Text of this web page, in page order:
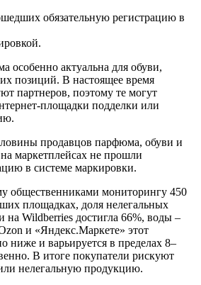
обязательную регистрацию в
особенно актуальна для обуви,
позиций. В настоящее время
партнеров, поэтому те могут
площадки подделки или
продавцов парфюма, обуви и
маркетплейсах не прошли
в системе маркировки.
общественниками мониторингу 450
площадках, доля нелегальных
на Wildberries достигла 66%, воды –
и «Яндекс.Маркете» этот
ниже и варьируется в пределах 8–
В итоге покупатели рискуют
нелегальную продукцию.